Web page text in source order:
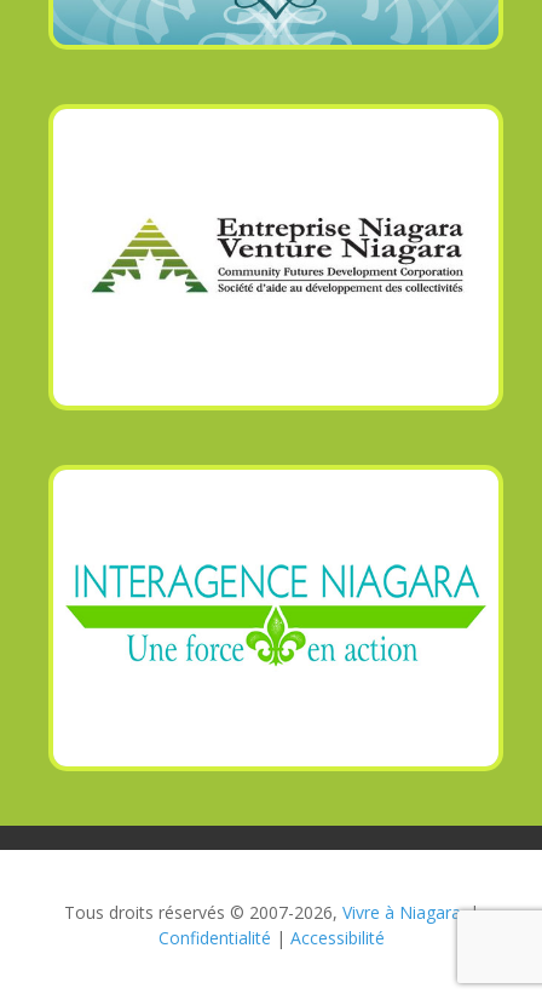
Tous droits réservés © 2007-2026, Vivre à Niagara.|
Confidentialité | Accessibilité